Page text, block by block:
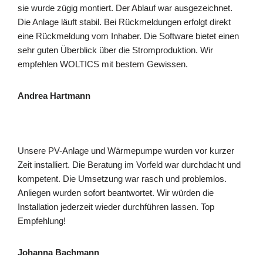
sie wurde zügig montiert. Der Ablauf war ausgezeichnet.
Die Anlage läuft stabil. Bei Rückmeldungen erfolgt direkt
eine Rückmeldung vom Inhaber. Die Software bietet einen
sehr guten Überblick über die Stromproduktion. Wir
empfehlen WOLTICS mit bestem Gewissen.
Andrea Hartmann
Unsere PV-Anlage und Wärmepumpe wurden vor kurzer
Zeit installiert. Die Beratung im Vorfeld war durchdacht und
kompetent. Die Umsetzung war rasch und problemlos.
Anliegen wurden sofort beantwortet. Wir würden die
Installation jederzeit wieder durchführen lassen. Top
Empfehlung!
Johanna Bachmann